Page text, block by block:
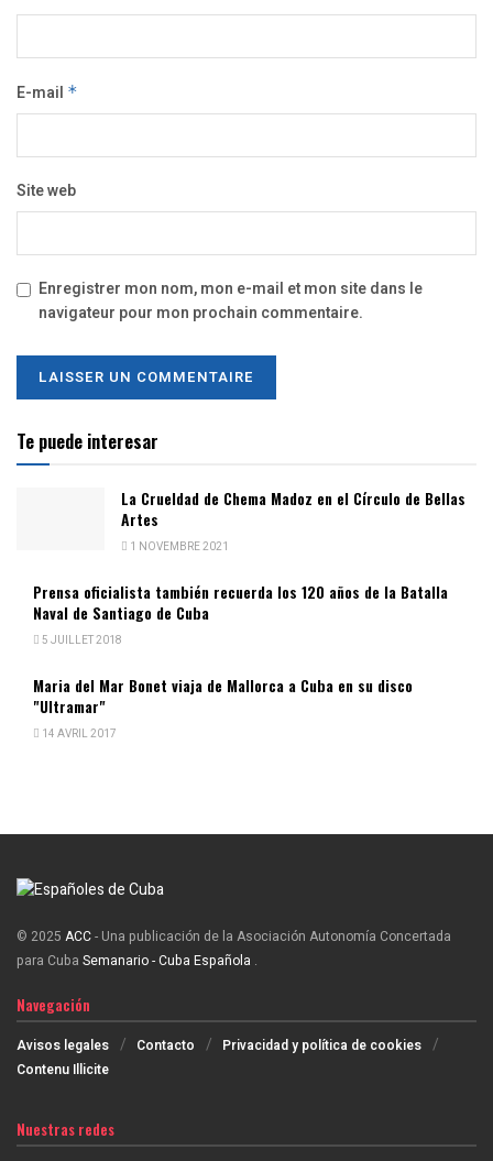
E-mail *
Site web
Enregistrer mon nom, mon e-mail et mon site dans le
navigateur pour mon prochain commentaire.
Te puede interesar
La Crueldad de Chema Madoz en el Círculo de Bellas
Artes
1 NOVEMBRE 2021
Prensa oficialista también recuerda los 120 años de la Batalla
Naval de Santiago de Cuba
5 JUILLET 2018
Maria del Mar Bonet viaja de Mallorca a Cuba en su disco
"Ultramar"
14 AVRIL 2017
© 2025 ACC- Una publicación de la Asociación Autonomía Concertada
para Cuba Semanario - Cuba Española .
Navegación
Avisos legales Contacto
Privacidad y política de cookies
Contenu Illicite
Nuestras redes